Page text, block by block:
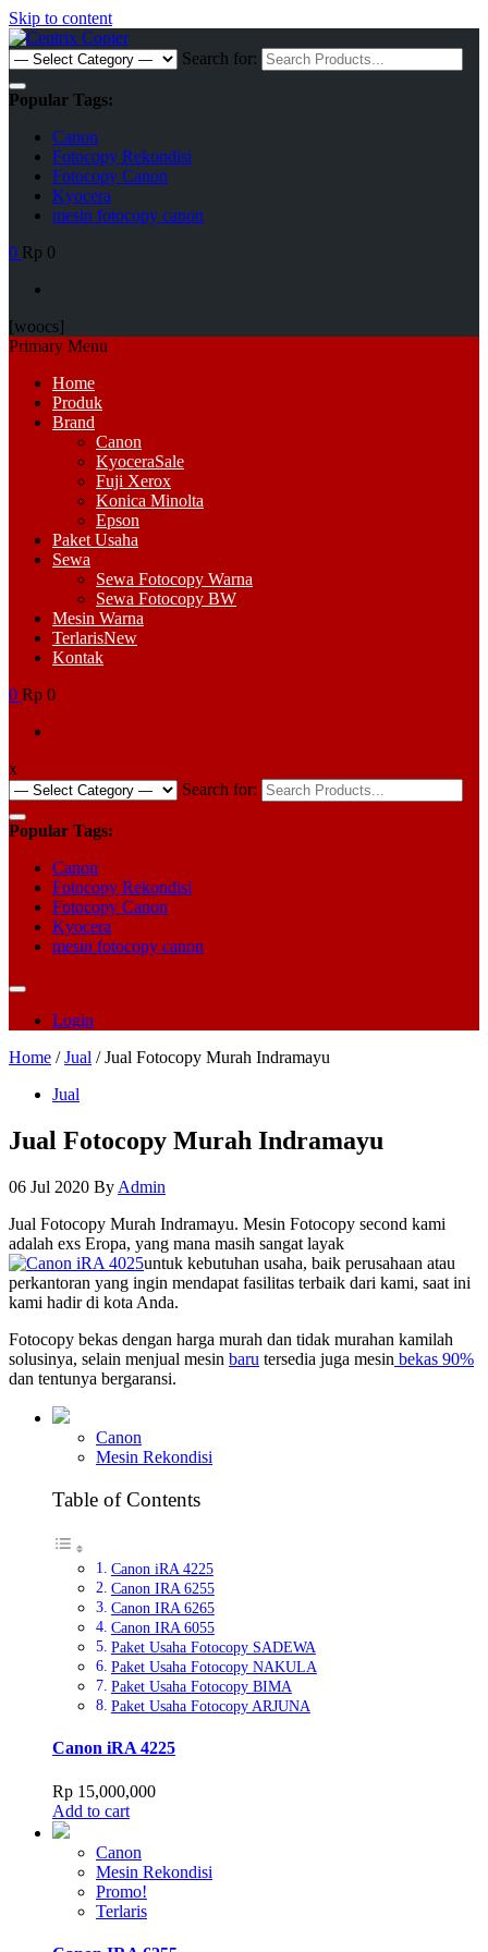
Skip to content
Search for:
Popular Tags:
Canon
Fotocopy Rekondisi
Fotocopy Canon
Kyocera
mesin fotocopy canon
0 Rp 0
[woocs]
Primary Menu
Home
Produk
Brand
Canon
KyoceraSale
Fuji Xerox
Konica Minolta
Epson
Paket Usaha
Sewa
Sewa Fotocopy Warna
Sewa Fotocopy BW
Mesin Warna
TerlarisNew
Kontak
0 Rp 0
x
Search for:
Popular Tags:
Canon
Fotocopy Rekondisi
Fotocopy Canon
Kyocera
mesin fotocopy canon
Login
Home /Jual / Jual Fotocopy Murah Indramayu
Jual
Jual Fotocopy Murah Indramayu
06 Jul 2020 By Admin
Jual Fotocopy Murah Indramayu. Mesin Fotocopy second kami
adalah exs Eropa, yang mana masih sangat layak
untuk kebutuhan usaha, baik perusahaan atau
perkantoran yang ingin mendapat fasilitas terbaik dari kami, saat ini
kami hadir di kota Anda.
Fotocopy bekas dengan harga murah dan tidak murahan kamilah
solusinya, selain menjual mesin baru tersedia juga mesin bekas 90%
dan tentunya bergaransi.
Canon
Mesin Rekondisi
Table of Contents
Canon iRA 4225
Canon IRA 6255
Canon IRA 6265
Canon IRA 6055
Paket Usaha Fotocopy SADEWA
Paket Usaha Fotocopy NAKULA
Paket Usaha Fotocopy BIMA
Paket Usaha Fotocopy ARJUNA
Canon iRA 4225
Rp 15,000,000
Add to cart
Canon
Mesin Rekondisi
Promo!
Terlaris